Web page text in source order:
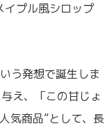
プル風シロップ
う発想で誕生しま
え、「この甘じょ
気商品”として、長